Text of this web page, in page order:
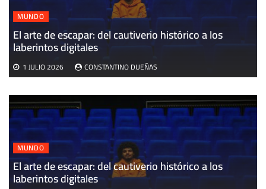
MUNDO
El arte de escapar: del cautiverio histórico a los
laberintos digitales
MUNDO
El arte de escapar: del cautiverio histórico a los
laberintos digitales
1 JULIO 2026 CONSTANTINO DUEÑAS